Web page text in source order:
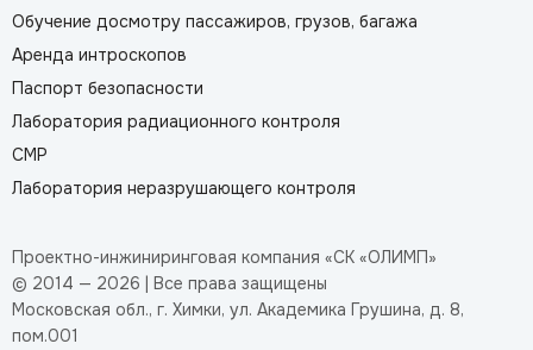
Обучение досмотру пассажиров, грузов, багажа
Аренда интроскопов
Паспорт безопасности
Лаборатория радиационного контроля
СМР
Лаборатория неразрушающего контроля
Проектно-инжиниринговая компания «СК «ОЛИМП»
© 2014 — 2026 | Все права защищены
Московская обл., г. Химки, ул. Академика Грушина, д. 8,
пом.001